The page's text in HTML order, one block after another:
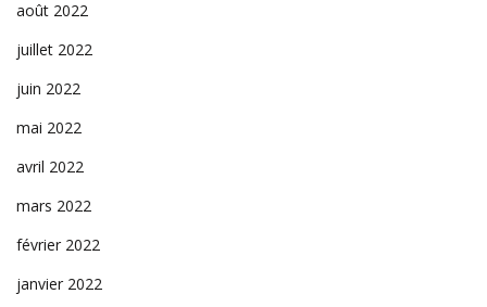
août 2022
juillet 2022
juin 2022
mai 2022
avril 2022
mars 2022
février 2022
janvier 2022